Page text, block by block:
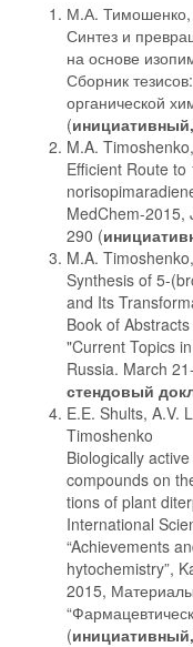
М.А.
Синтез и
на основе
Сборник
органической
(
M.A.
Efficient Route
MedChem-2015,
290 (
M.A.
Synthesis of 5-
and Its
Book of
"Current Topics
Russia. March
стендовый
E.E. Shults, A.V.
Timoshenko
Biologically
compounds on
tions of plant
International
“Achievements
hytochemistry”,
2015,
(